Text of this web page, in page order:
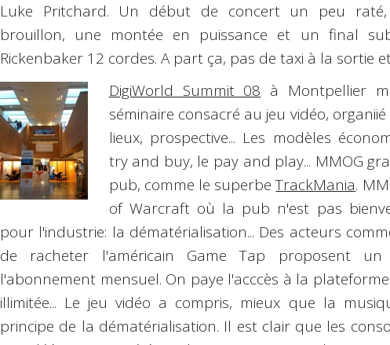
Luke Pritchard. Un début de concert un peu raté,
brouillon, une montée en puissance et un final
Rickenbaker 12 cordes. A part ça, pas de taxi à la sortie
DigiWorld Summit 08 à Montpellier
séminaire consacré au jeu vidéo,
lieux, prospective... Les modèles
try and buy, le pay and play... MMOG
pub, comme le superbeTrackMania.
of Warcraft où la pub n'est pas
pour l'industrie: la dématérialisation... Des acteurs
de racheter l'américain Game Tap proposent
l'abonnement mensuel. On paye l'acccès à la
illimitée... Le jeu vidéo a compris, mieux que la
principe de la dématérialisation. Il est clair que les